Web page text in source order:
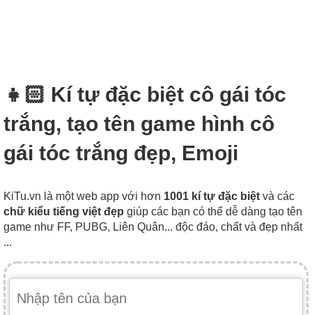
👧🏻 Kí tự đặc biệt cô gái tóc
trắng, tạo tên game hình cô
gái tóc trắng đẹp, Emoji
KiTu.vn là một web app với hơn 1001 kí tự đặc biệt và các
chữ kiểu tiếng việt đẹp giúp các bạn có thể dễ dàng tạo tên
game như FF, PUBG, Liên Quân... độc đáo, chất và đẹp nhất
...